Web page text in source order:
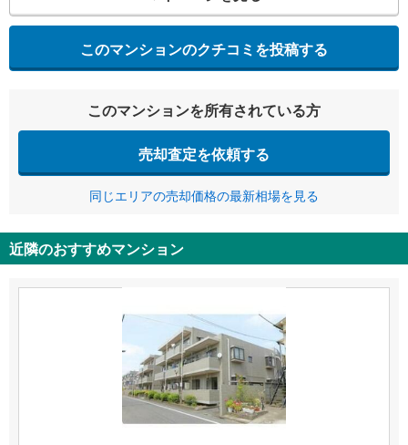
このマンションのクチコミを投稿する
このマンションを所有されている方
売却査定を依頼する
同じエリアの売却価格の最新相場を見る
近隣のおすすめマンション